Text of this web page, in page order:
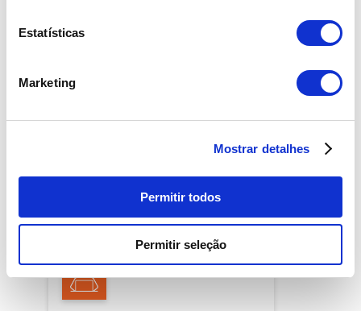
Estatísticas
Marketing
Mostrar detalhes
Permitir todos
Permitir seleção
Saiba qual a diferença entre taxa fixa e
Banco Primus.